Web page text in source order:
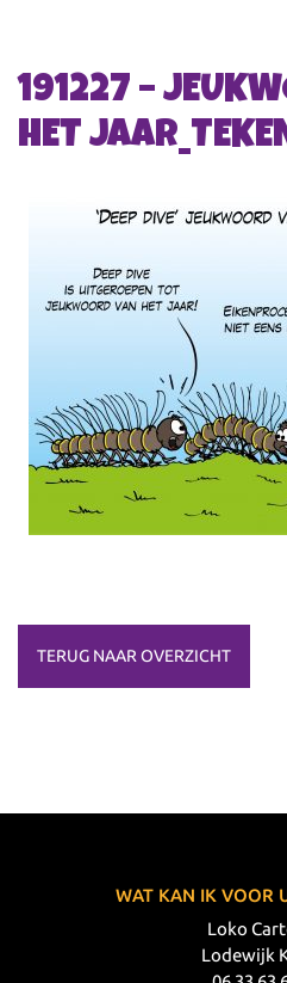
191227 –
HET
TERUG NAAR OVERZICHT
WAT KAN IK VOOR
Loko
Lodewijk